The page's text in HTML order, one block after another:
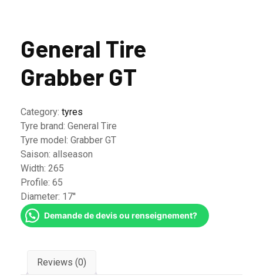
General Tire
Grabber GT
Category: tyres
Tyre brand: General Tire
Tyre model: Grabber GT
Saison: allseason
Width: 265
Profile: 65
Diameter: 17''
Demande de devis ou renseignement?
Reviews (0)